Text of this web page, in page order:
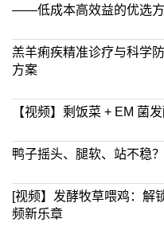
——低成本高效益的优选
羔羊痢疾精准诊疗与科学
方案
【视频】剩饭菜 + EM 菌
鸭子摇头、腿软、站不稳
[视频】发酵牧草喂鸡：解
频新乐章